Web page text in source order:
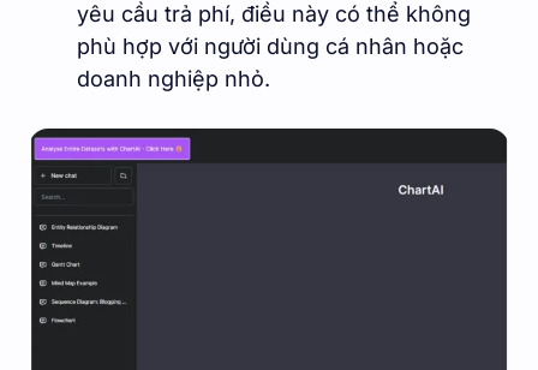
yêu cầu trả phí, điều này có thể không
phù hợp với người dùng cá nhân hoặc
doanh nghiệp nhỏ.